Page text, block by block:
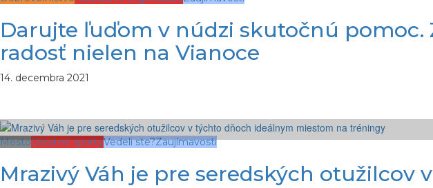
Darujte ľuďom v núdzi skutočnú
radosť nielen na Vianoce
14. decembra 2021
MestoOstatné športyVedeli ste?Zaujímavosti
Mrazivý Váh je pre seredských